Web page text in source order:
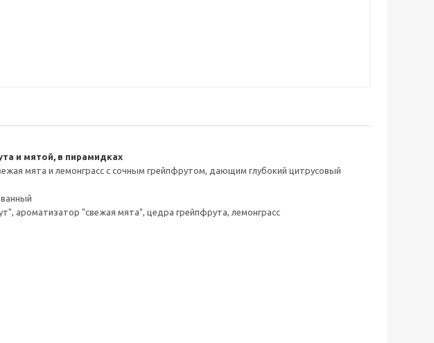
и мятой, в пирамидках
мята и лемонграсс с сочным грейпфрутом, дающим глубокий цитрусовый
ароматизатор "свежая мята", цедра грейпфрута, лемонграсс